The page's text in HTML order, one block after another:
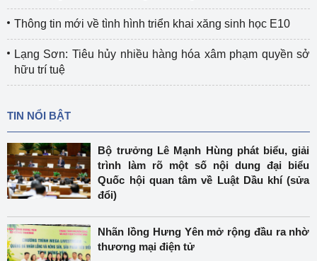
Thông tin mới về tình hình triển khai xăng sinh học E10
Lạng Sơn: Tiêu hủy nhiều hàng hóa xâm phạm quyền sở
hữu trí tuệ
TIN NỔI BẬT
Bộ trưởng Lê Mạnh Hùng phát biểu, giải
trình làm rõ một số nội dung đại biểu
Quốc hội quan tâm về Luật Dầu khí (sửa
đổi)
Nhãn lồng Hưng Yên mở rộng đầu ra nhờ
thương mại điện tử